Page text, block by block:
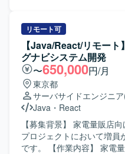
環境への移行経験も積むことができ
JavaおよびSpringBootを
開発環境となっております
用する可能性があり、要件
も関わる機会がございます。
像】 Javaによる開発経験
主体的に推進していただ
でコミュニケーションを取
ただける方ですと望ましいです。 【ポジションの
信向けシステム開発に携わ
発の経験を積むことができ
フロントエンド技術にも関
寄りのスキルを身につけていただけま
ックエンドにJavaおよび
Vue.jsを使用した開発環境
リモート可
【Java/React/リモー
グナビシステム開発
〜650,000円/月
東京都
サーバサイドエンジニア
Java ・ React
【募集背景】 家電量販店
プロジェクトにおいて増員
です。 【作業内容】 家電量販店向けヒアリングナビシステ